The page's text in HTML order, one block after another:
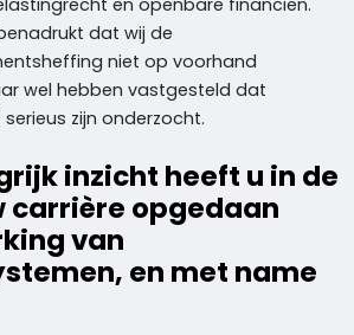
en openbare financiën.
dat wij de
niet op voorhand
wel hebben vastgesteld dat
zijn onderzocht.
inzicht heeft u in de
carrière opgedaan
van
en met name